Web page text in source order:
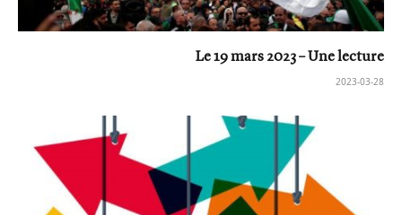
Le 19 mars 2023 – Une lecture
2023-03-28